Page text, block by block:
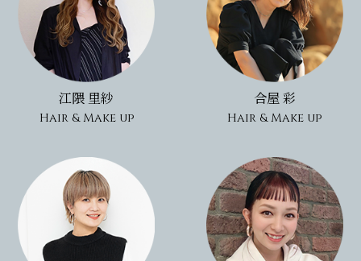
江隈 里紗
Hair & Make up
合屋 彩
Hair & Make up